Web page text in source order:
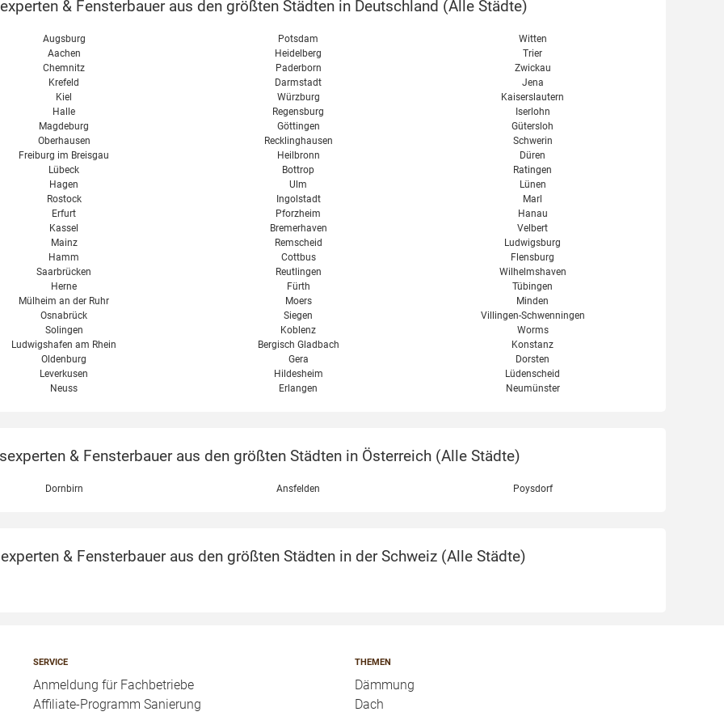
& Fensterbauer aus den größten Städten in Deutschland (Alle Städte)
Augsburg
Aachen
Chemnitz
Krefeld
Kiel
Halle
Magdeburg
Oberhausen
Freiburg im Breisgau
Lübeck
Hagen
Rostock
Erfurt
Kassel
Mainz
Hamm
Saarbrücken
Herne
Mülheim an der Ruhr
Osnabrück
Solingen
Ludwigshafen am Rhein
Oldenburg
Leverkusen
Neuss
Potsdam
Heidelberg
Paderborn
Darmstadt
Würzburg
Regensburg
Göttingen
Recklinghausen
Heilbronn
Bottrop
Ulm
Ingolstadt
Pforzheim
Bremerhaven
Remscheid
Cottbus
Reutlingen
Fürth
Moers
Siegen
Koblenz
Bergisch Gladbach
Gera
Hildesheim
Erlangen
Witten
Trier
Zwickau
Jena
Kaiserslautern
Iserlohn
Gütersloh
Schwerin
Düren
Ratingen
Lünen
Marl
Hanau
Velbert
Ludwigsburg
Flensburg
Wilhelmshaven
Tübingen
Minden
Villingen-Schwenningen
Worms
Konstanz
Dorsten
Lüdenscheid
Neumünster
& Fensterbauer aus den größten Städten in Österreich (Alle Städte)
Dornbirn Ansfelden Poysdorf
& Fensterbauer aus den größten Städten in der Schweiz (Alle Städte)
SERVICE
Anmeldung für Fachbetriebe
Affiliate-Programm Sanierung
THEMEN
Dämmung
Dach